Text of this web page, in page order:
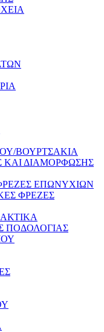
ΒΟΥΡΤΣΑΚΙΑ
ΚΑΙ ΔΙΑΜΟΡΦΩΣΗΣ
ΕΠΩΝΥΧΙΩΝ
ΦΡΕΖΕΣ
ΠΟΔΟΛΟΓΙΑΣ